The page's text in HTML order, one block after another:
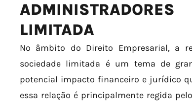
LIMITADA
No âmbito do Direito Empresarial, a
sociedade limitada é um tema de
potencial impacto financeiro e jurídico
essa relação é principalmente regida